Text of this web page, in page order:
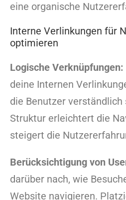
eine organische
Interne Verlinkungen für
optimieren
Logische Verknüpfungen:
deine Internen
die Benutzer verständlich
Struktur erleichtert die
steigert die
Berücksichtigung von
darüber nach, wie
Website navigieren.